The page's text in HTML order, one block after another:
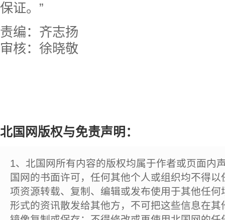
保证。”
责编：齐志扬
审核：徐晓敬
北国网版权与免责声明：
1、北国网所有内容的版权均属于作者或页面内
国网的书面许可，任何其他个人或组织均不得
项资源转载、复制、编辑或发布使用于其他任
形式的资讯散发给其他方，不可把这些信息在